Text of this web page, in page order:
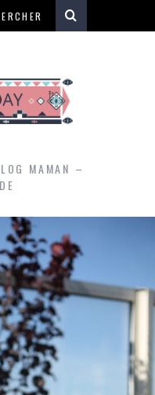
MAMAN –